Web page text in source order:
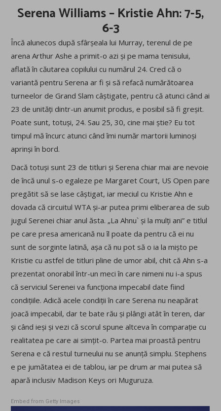
Serena Williams – Kristie Ahn: 7-5,
6-3
Încă alunecos după sfârșeala lui Murray, terenul de pe
arena Arthur Ashe a primit-o azi și pe mama tenisului,
aflată în căutarea copilului cu numărul 24. Cred că o
variantă pentru Serena ar fi și să refacă numărătoarea
turneelor de Grand Slam câștigate, pentru că atunci când ai
23 de unități dintr-un anumit produs, e posibil să fi greșit.
Poate sunt, totuși, 24. Sau 25, 30, cine mai știe? Eu tot
timpul mă încurc atunci când îmi număr martorii luminoși
aprinși în bord.
Dacă totuși sunt 23 de titluri și Serena chiar mai are nevoie
de încă unul s-o egaleze pe Margaret Court, US Open pare
pregătit să se lase câștigat, iar meciul cu Kristie Ahn e
dovada că circuitul WTA și-ar putea primi eliberarea de sub
jugul Serenei chiar anul ăsta. „La Ahnu` și la mulți ani” e titlul
pe care presa americană nu îl poate da pentru că ei nu
sunt de sorginte latină, așa că nu pot să o ia la mișto pe
Kristie cu astfel de titluri pline de umor abil, chit că Ahn s-a
prezentat onorabil într-un meci în care nimeni nu i-a spus
că serviciul Serenei va funcționa impecabil date fiind
condițiile. Adică acele condiții în care Serena nu neapărat
joacă impecabil, dar te bate rău și plângi atât în teren, dar
și când ieși și vezi că scorul spune altceva în comparație cu
realitatea pe care ai simțit-o. Partea mai proastă pentru
Serena e că restul turneului nu se anunță simplu. Stephens
e pe jumătatea ei de tablou, iar pe drum ar mai putea să
apară inclusiv Madison Keys ori Muguruza.
Embed from Getty Images